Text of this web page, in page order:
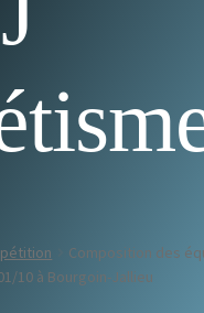
Composition des
10 à Bourgoin-Jallieu